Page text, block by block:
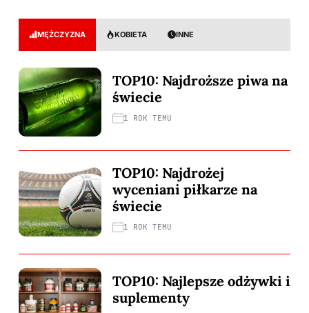
MĘŻCZYZNA KOBIETA INNE
TOP10: Najdroższe piwa na
świecie
1 ROK TEMU
TOP10: Najdrożej
wyceniani piłkarze na
świecie
1 ROK TEMU
TOP10: Najlepsze odżywki i
suplementy